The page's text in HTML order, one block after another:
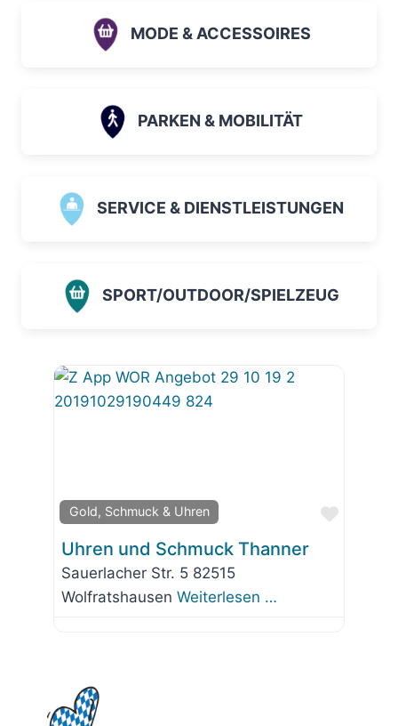
MODE & ACCESSOIRES
PARKEN & MOBILITÄT
SERVICE & DIENSTLEISTUNGEN
SPORT/OUTDOOR/SPIELZEUG
Gold, Schmuck & Uhren
Favorit
Uhren und Schmuck Thanner
Sauerlacher Str. 5 82515
Wolfratshausen Weiterlesen …